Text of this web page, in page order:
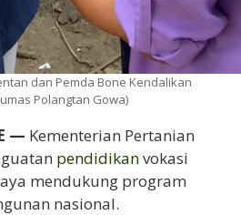
dan Pemda Bone Kendalikan
Polangtan Gowa)
— Kementerian Pertanian
pendidikanvokasi
mendukung program
nasional.